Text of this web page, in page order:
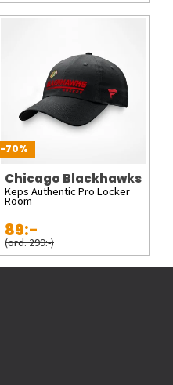
-70%
Chicago Blackhawks
Keps Authentic Pro Locker
Room
89:-
(ord. 299:-)